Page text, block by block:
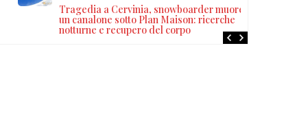
Tragedia a Cervinia, snowboarder muore in
un canalone sotto Plan Maison: ricerche
notturne e recupero del corpo